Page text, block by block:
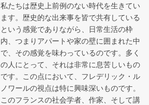
私たちは歴史上前例のない時代を生きてい
ます。歴史的な出来事を皆で共有している
という感覚でありながら、日常生活の枠
内、つまりアパートや家の壁に囲まれた中
で、その感覚を味わっているのです。多く
の人にとって、それは非常に息苦しいもの
です。この点において、フレデリック・ル
ノワールの視点は特に興味深いものです。
このフランスの社会学者、作家、そして講